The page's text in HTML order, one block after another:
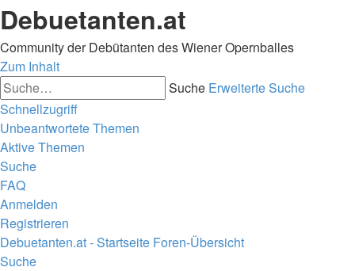
Debuetanten.at
Community der Debütanten des Wiener Opernballes
Zum Inhalt
Suche Erweiterte Suche
Schnellzugriff
Unbeantwortete Themen
Aktive Themen
Suche
FAQ
Anmelden
Registrieren
Debuetanten.at - Startseite Foren-Übersicht
Suche